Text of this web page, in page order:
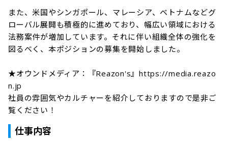
また、米国やシンガポール、マレーシア、ベトナムなどグ
ローバル展開も積極的に進めており、幅広い領域における
法務案件が増加しています。それに伴い組織全体の強化を
図るべく、本ポジションの募集を開始しました。
★オウンドメディア：『Reazon's』https://media.reazo
n.jp
社員の雰囲気やカルチャーを紹介しておりますので是非ご
覧ください！
仕事内容